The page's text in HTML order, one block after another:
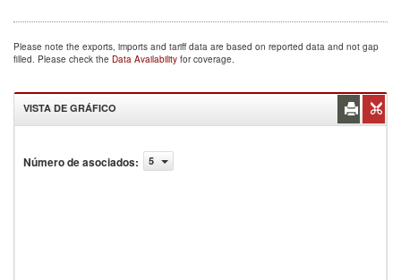
Please note the exports, imports and tariff data are based on reported data and not gap
filled. Please check the Data Availability for coverage.
VISTA DE GRÁFICO
Número de asociados: 5